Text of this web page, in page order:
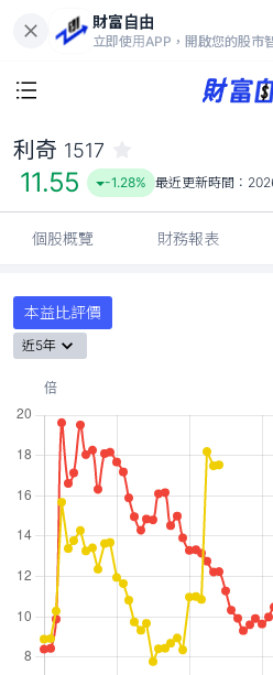
財富自由
立即使用APP，開啟您的股市
11.55
-1.28%
利奇 1517
11.55 -1.28% 最近更新時間：
個股概覽 財務報表
本益比評價
近5年